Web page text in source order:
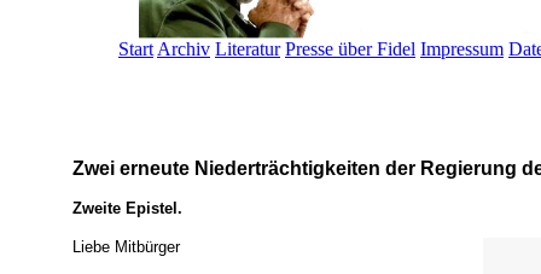
Start Archiv Literatur Presse über Fidel Impressum
Zwei erneute Niederträchtigkeiten der Regierung
Zweite Epistel.
Liebe Mitbürger